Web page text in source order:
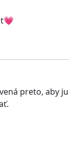
preto, aby ju